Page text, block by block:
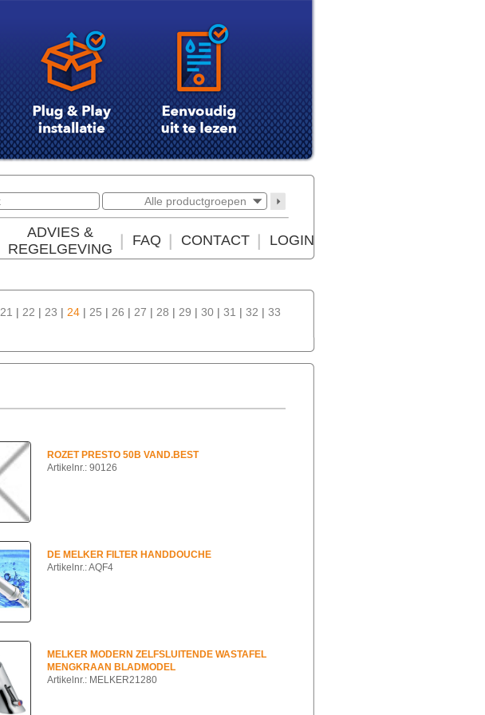
Alle productgroepen
ADVIES &
REGELGEVING
FAQ CONTACT LOGIN
21 | 22 | 23 | 24 | 25 | 26 | 27 | 28 | 29 | 30 | 31 | 32 | 33
ROZET PRESTO 50B VAND.BEST
Artikelnr.: 90126
DE MELKER FILTER HANDDOUCHE
Artikelnr.: AQF4
MELKER MODERN ZELFSLUITENDE WASTAFEL
MENGKRAAN BLADMODEL
Artikelnr.: MELKER21280